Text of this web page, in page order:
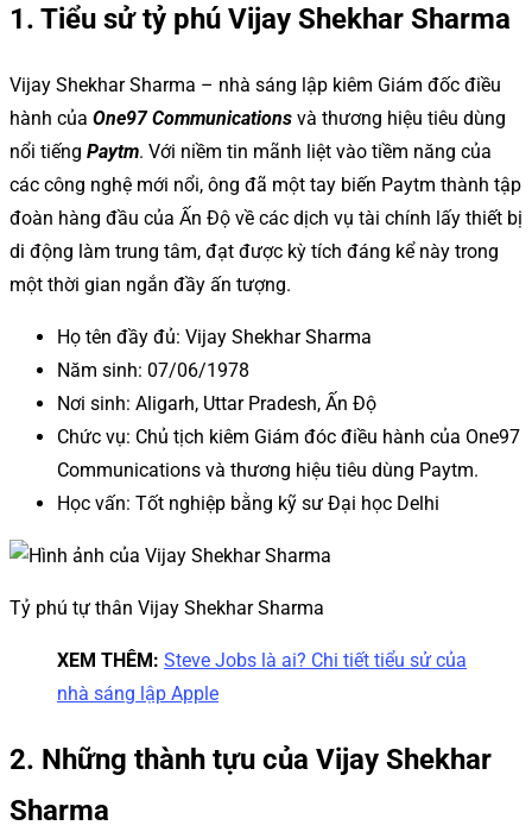
1. Tiểu sử tỷ phú Vijay Shekhar Sharma
Vijay Shekhar Sharma – nhà sáng lập kiêm Giám đốc điều
hành của One97 Communications và thương hiệu tiêu dùng
nổi tiếng Paytm. Với niềm tin mãnh liệt vào tiềm năng của
các công nghệ mới nổi, ông đã một tay biến Paytm thành tập
đoàn hàng đầu của Ấn Độ về các dịch vụ tài chính lấy thiết bị
di động làm trung tâm, đạt được kỳ tích đáng kể này trong
một thời gian ngắn đầy ấn tượng.
Họ tên đầy đủ: Vijay Shekhar Sharma
Năm sinh: 07/06/1978
Nơi sinh: Aligarh, Uttar Pradesh, Ấn Độ
Chức vụ: Chủ tịch kiêm Giám đóc điều hành của One97
Communications và thương hiệu tiêu dùng Paytm.
Học vấn: Tốt nghiệp bằng kỹ sư Đại học Delhi
Tỷ phú tự thân Vijay Shekhar Sharma
XEM THÊM: Steve Jobs là ai? Chi tiết tiểu sử của
nhà sáng lập Apple
2. Những thành tựu của Vijay Shekhar
Sharma